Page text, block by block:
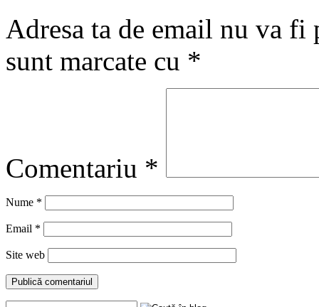
Adresa ta de email nu va fi
sunt marcate cu *
Comentariu *
Nume *
Email *
Site web